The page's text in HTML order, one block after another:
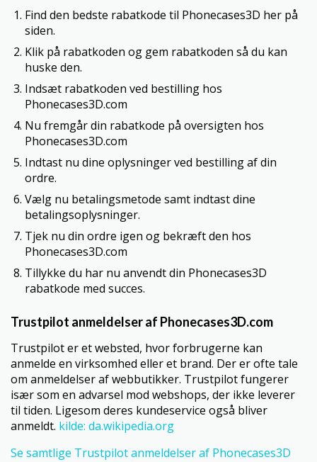
Find den bedste rabatkode til Phonecases3D her på
siden.
Klik på rabatkoden og gem rabatkoden så du kan
huske den.
Indsæt rabatkoden ved bestilling hos
Phonecases3D.com
Nu fremgår din rabatkode på oversigten hos
Phonecases3D.com
Indtast nu dine oplysninger ved bestilling af din
ordre.
Vælg nu betalingsmetode samt indtast dine
betalingsoplysninger.
Tjek nu din ordre igen og bekræft den hos
Phonecases3D.com
Tillykke du har nu anvendt din Phonecases3D
rabatkode med succes.
Trustpilot anmeldelser af Phonecases3D.com
Trustpilot er et websted, hvor forbrugerne kan
anmelde en virksomhed eller et brand. Der er ofte tale
om anmeldelser af webbutikker. Trustpilot fungerer
især som en advarsel mod webshops, der ikke leverer
til tiden. Ligesom deres kundeservice også bliver
anmeldt. kilde: da.wikipedia.org
Se samtlige Trustpilot anmeldelser af Phonecases3D